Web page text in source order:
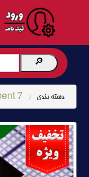
دسته بندی /
7 Segment